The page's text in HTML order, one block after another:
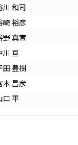
川 和司
崎 裕彦
野 真宣
川 亘
田 豊樹
本 昌彦
口 平